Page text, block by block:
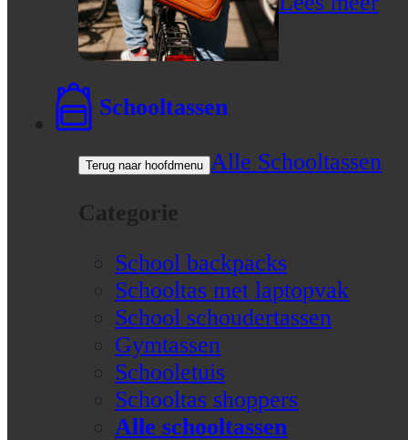
Schooltassen
Terug naar hoofdmenu Alle Schooltassen
Categorie
School backpacks
Schooltas met laptopvak
School schoudertassen
Gymtassen
Schooletuis
Schooltas shoppers
Alle schooltassen